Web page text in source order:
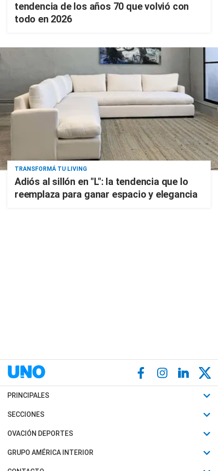
tendencia de los años 70 que volvió con
todo en 2026
TRANSFORMÁ TU LIVING
Adiós al sillón en "L": la tendencia que lo
reemplaza para ganar espacio y elegancia
PRINCIPALES
Últimas Noticias
Política
SECCIONES
Horóscopo
Motores
OVACIÓN DEPORTES
Fútbol
Mundial
GRUPO AMÉRICA INTERIOR